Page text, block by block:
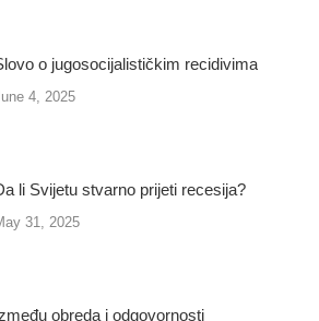
o jugosocijalističkim recidivima
4, 2025
li Svijetu stvarno prijeti recesija?
31, 2025
obreda i odgovornosti